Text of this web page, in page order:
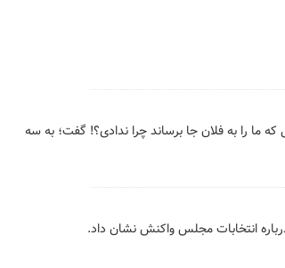
ما را به فلان جا برساند چرا ندادی؟! گفت؛ به سه
انتخابات مجلس واکنش نشان داد.